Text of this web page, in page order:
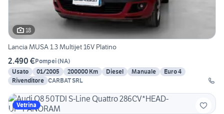
18
Lancia MUSA 1.3 Multijet 16V Platino
2.490 €Pompei(NA)
Usato
01/2005 200000 Km Diesel Manuale
Euro 4
Rivenditore CARBAT SRL
Vetrina